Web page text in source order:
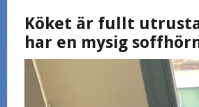
Köket är fullt
har en mysig